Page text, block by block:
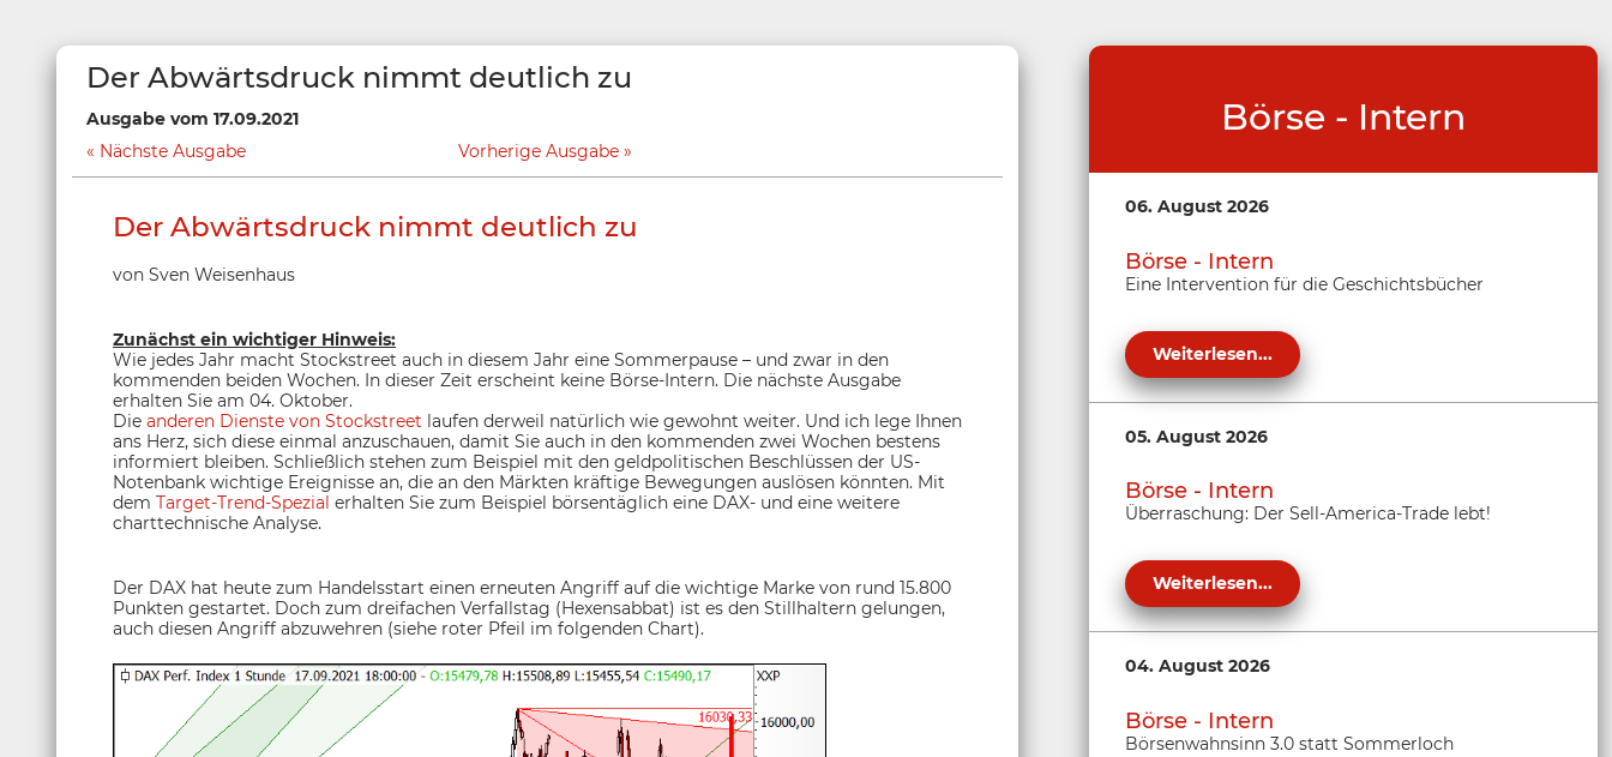
Der Abwärtsdruck nimmt deutlich zu
Ausgabe vom 17.09.2021
Nächste Ausgabe
Vorherige Ausgabe
Der Abwärtsdruck nimmt deutlich zu
von Sven Weisenhaus
Zunächst ein wichtiger Hinweis:
Wie jedes Jahr macht Stockstreet auch in diesem Jahr eine Sommerpause – und zwar in den
kommenden beiden Wochen. In dieser Zeit erscheint keine Börse-Intern. Die nächste Ausgabe
erhalten Sie am 04. Oktober.
Die anderen Dienste von Stockstreet laufen derweil natürlich wie gewohnt weiter. Und ich lege Ihnen
ans Herz, sich diese einmal anzuschauen, damit Sie auch in den kommenden zwei Wochen bestens
informiert bleiben. Schließlich stehen zum Beispiel mit den geldpolitischen Beschlüssen der US-
Notenbank wichtige Ereignisse an, die an den Märkten kräftige Bewegungen auslösen könnten. Mit
dem Target-Trend-Spezial erhalten Sie zum Beispiel börsentäglich eine DAX- und eine weitere
charttechnische Analyse.
Der DAX hat heute zum Handelsstart einen erneuten Angriff auf die wichtige Marke von rund 15.800
Punkten gestartet. Doch zum dreifachen Verfallstag (Hexensabbat) ist es den Stillhaltern gelungen,
auch diesen Angriff abzuwehren (siehe roter Pfeil im folgenden Chart).
Börse - Intern
06. August 2026
Börse - Intern
Eine Intervention für die Geschichtsbücher
Weiterlesen...
05. August 2026
Börse - Intern
Überraschung: Der Sell-America-Trade lebt!
Weiterlesen...
04. August 2026
Börse - Intern
Börsenwahnsinn 3.0 statt Sommerloch